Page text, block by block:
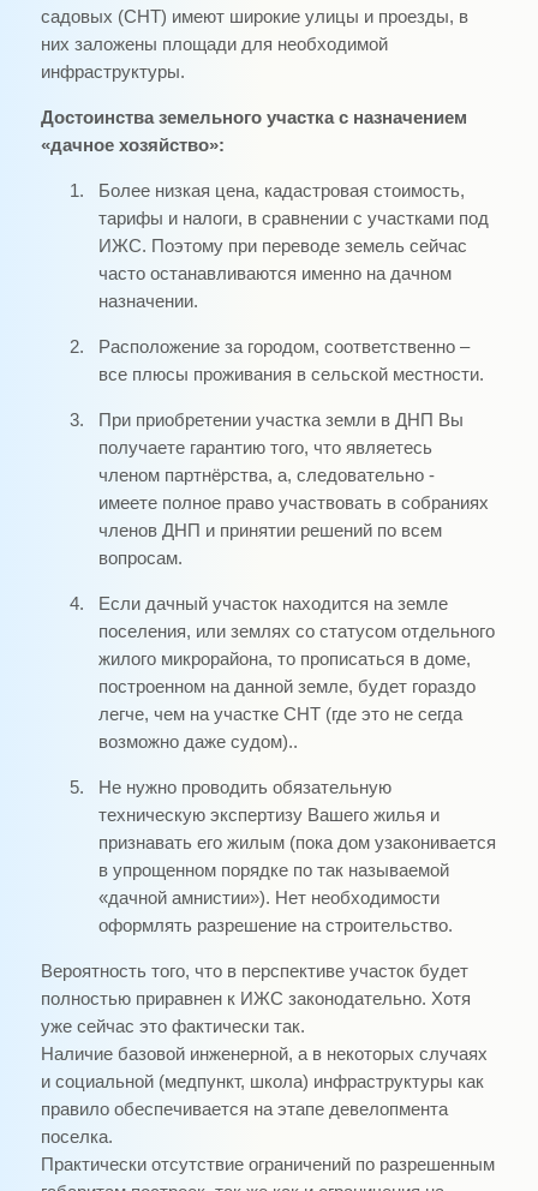
садовых (СНТ) имеют широкие улицы и проезды, в
них заложены площади для необходимой
инфраструктуры.
Достоинства земельного участка с назначением
«дачное хозяйство»:
1.
Более низкая цена, кадастровая стоимость,
тарифы и налоги, в сравнении с участками под
ИЖС. Поэтому при переводе земель сейчас
часто останавливаются именно на дачном
назначении.
2.
Расположение за городом, соответственно –
все плюсы проживания в сельской местности.
3.
При приобретении участка земли в ДНП Вы
получаете гарантию того, что являетесь
членом партнёрства, а, следовательно -
имеете полное право участвовать в собраниях
членов ДНП и принятии решений по всем
вопросам.
4.
Если дачный участок находится на земле
поселения, или землях со статусом отдельного
жилого микрорайона, то прописаться в доме,
построенном на данной земле, будет гораздо
легче, чем на участке СНТ (где это не сегда
возможно даже судом)..
5.
Не нужно проводить обязательную
техническую экспертизу Вашего жилья и
признавать его жилым (пока дом узаконивается
в упрощенном порядке по так называемой
«дачной амнистии»). Нет необходимости
оформлять разрешение на строительство.
Вероятность того, что в перспективе участок будет
полностью приравнен к ИЖС законодательно. Хотя
уже сейчас это фактически так.
Наличие базовой инженерной, а в некоторых случаях
и социальной (медпункт, школа) инфраструктуры как
правило обеспечивается на этапе девелопмента
поселка.
Практически отсутствие ограничений по разрешенным